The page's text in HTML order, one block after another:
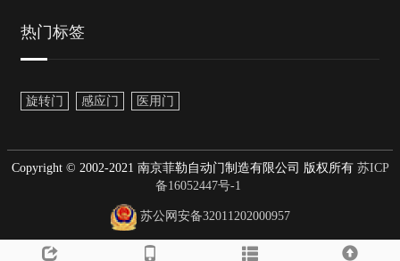
热门标签
旋转门 感应门 医用门
Copyright © 2002-2021 南京菲勒自动门制造有限公司 版权所有苏ICP
备16052447号-1
苏公网安备32011202000957